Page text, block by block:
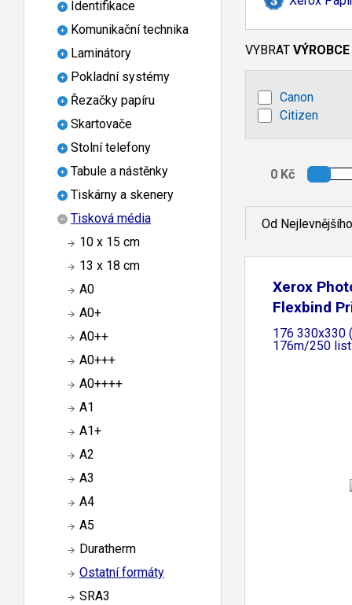
Identifikace
Komunikační technika
Laminátory
Pokladní systémy
Řezačky papíru
Skartovače
Stolní telefony
Tabule a nástěnky
Tiskárny a skenery
Tisková média
10 x 15 cm
13 x 18 cm
A0
A0+
A0++
A0+++
A0++++
A1
A1+
A2
A3
A4
A5
Duratherm
Ostatní formáty
SRA3
VYBRAT VÝROBCE
Canon
Citizen
Od Nejlevnějšího
Xerox
Flexbind
176 330x330
176m/250